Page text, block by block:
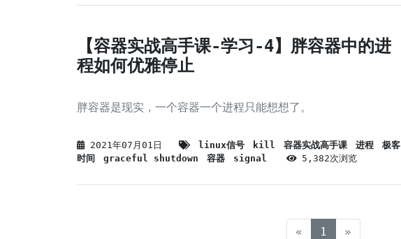
【容器实战高手课-学习-4】胖容器中的进
程如何优雅停止
胖容器是现实，一个容器一个进程只能想想了。
2021年07月01日 linux信号 kill 容器实战高手课 进程
极客
时间
graceful shutdown 容器 signal 5,382次浏览
« 1 (current)
»